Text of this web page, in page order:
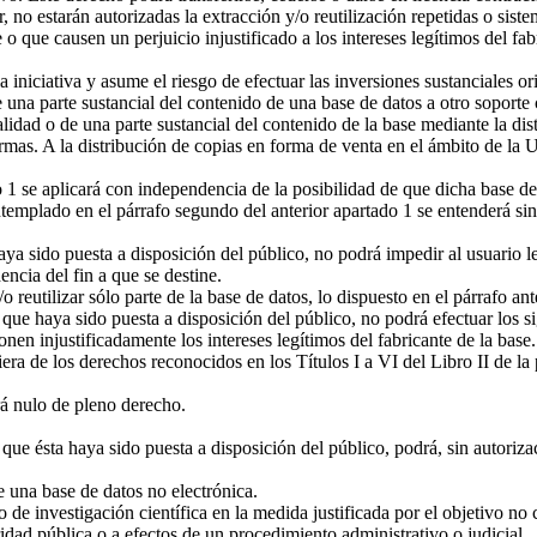
estarán autorizadas la extracción y/o reutilización repetidas o
que causen un perjuicio injustificado a los intereses legítimos del
y asume el riesgo de efectuar las inversiones sustanciales
parte sustancial del contenido de una base de datos a otro
o de una parte sustancial del contenido de la base mediante la
A la distribución de copias en forma de venta en el ámbito de la
se aplicará con independencia de la posibilidad de que dicha base
en el párrafo segundo del anterior apartado 1 se entenderá
sido puesta a disposición del público, no podrá impedir al usuario
del fin a que se destine.
reutilizar sólo parte de la base de datos, lo dispuesto en el párrafo
haya sido puesta a disposición del público, no podrá efectuar los
injustificadamente los intereses legítimos del fabricante de la base.
de los derechos reconocidos en los Títulos I a VI del Libro II de la
nulo de pleno derecho.
ésta haya sido puesta a disposición del público, podrá, sin
base de datos no electrónica.
de investigación científica en la medida justificada por el objetivo